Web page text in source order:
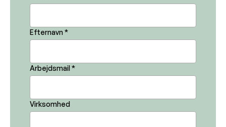
Efternavn *
Arbejdsmail *
Virksomhed